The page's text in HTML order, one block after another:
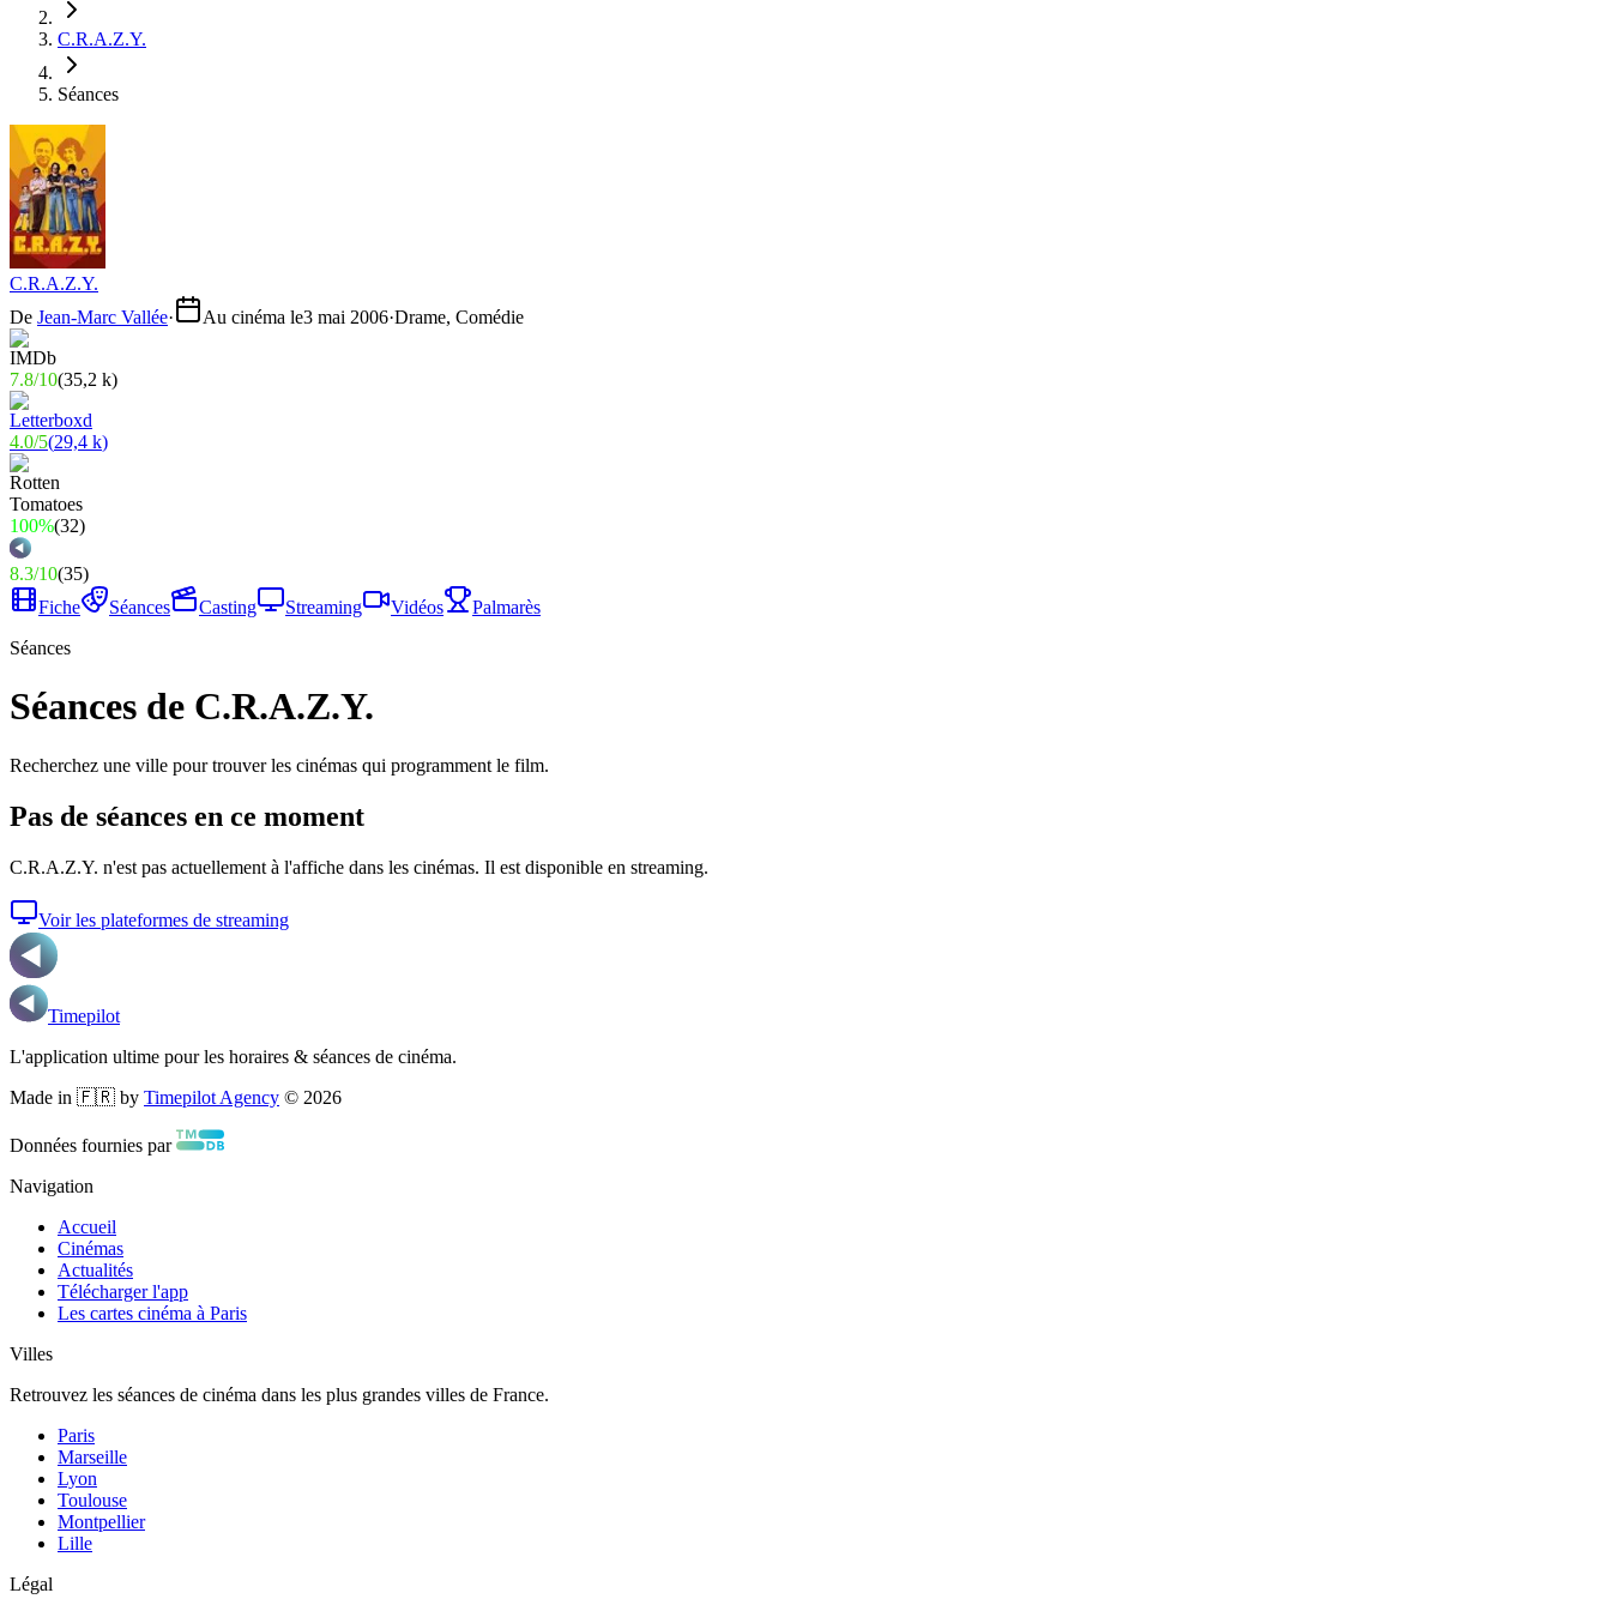
C.R.A.Z.Y.
Séances
C.R.A.Z.Y.
De Jean-Marc Vallée· Au cinéma le3 mai 2006·Drame, Comédie
7.8/10(35,2 k)
4.0/5(29,4 k)
100%(32)
8.3/10(35)
Fiche
Séances Casting Streaming Vidéos
Palmarès
Séances
Séances de C.R.A.Z.Y.
Recherchez une ville pour trouver les cinémas qui programment le film.
Pas de séances en ce moment
C.R.A.Z.Y. n'est pas actuellement à l'affiche dans les cinémas. Il est disponible en streaming.
Voir les plateformes de streaming
Timepilot
L'application ultime pour les horaires & séances de cinéma.
Made in 🇫🇷 by Timepilot Agency © 2026
Données fournies par
Navigation
Accueil
Cinémas
Actualités
Télécharger l'app
Les cartes cinéma à Paris
Villes
Retrouvez les séances de cinéma dans les plus grandes villes de France.
Paris
Marseille
Lyon
Toulouse
Montpellier
Lille
Légal